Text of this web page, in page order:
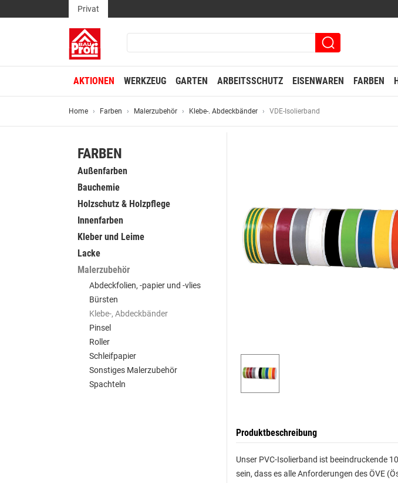
Privat
AKTIONEN WERKZEUG GARTEN ARBEITSSCHUTZ EISENWAREN FARBEN
Home Farben Malerzubehör Klebe-. Abdeckbänder VDE-Isolierband
FARBEN
Außenfarben
Bauchemie
Holzschutz & Holzpflege
Innenfarben
Kleber und Leime
Lacke
Malerzubehör
Abdeckfolien, -papier und -vlies
Bürsten
Klebe-, Abdeckbänder
Pinsel
Roller
Schleifpapier
Sonstiges Malerzubehör
Spachteln
Produktbeschreibung
Unser PVC-Isolierband ist beeindruckende
sein, dass es alle Anforderungen des ÖVE